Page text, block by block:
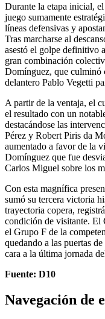
Durante la etapa inicial,
juego sumamente
líneas defensivas y
Tras marcharse al
asestó el golpe definitivo
gran combinación
Domínguez, que culminó
delantero Pablo Vegetti
A partir de la ventaja, el
el resultado con un
destacándose las
Pérez y Robert Piris da
aumentado a favor de la
Domínguez que fue
Carlos Miguel sobre los
Con esta magnífica
sumó su tercera victoria
trayectoria copera,
condición de visitante. El
el Grupo F de la
quedando a las puertas
cara a la última jornada
Fuente: D10
Navegación de